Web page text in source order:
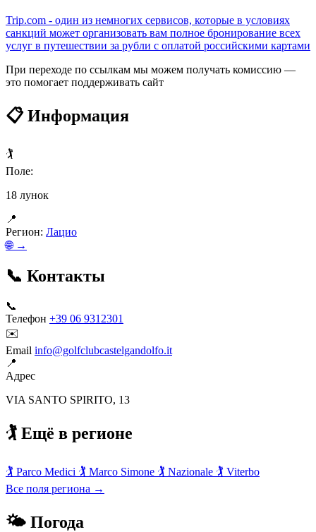
Trip.com - один из немногих сервисов, которые в условиях
санкций может организовать вам полное бронирование всех
услуг в путешествии за рубли с оплатой российскими картами
При переходе по ссылкам мы можем получать комиссию —
это помогает поддерживать сайт
📋 Информация
🏌️
Поле:
18 лунок
📍
Регион: Лацио
🌐 →
📞 Контакты
📞
Телефон +39 06 9312301
✉️
Email info@golfclubcastelgandolfo.it
📍
Адрес
VIA SANTO SPIRITO, 13
🏌️ Ещё в регионе
🏌️ Parco Medici 🏌️ Marco Simone 🏌️ Nazionale 🏌️ Viterbo
Все поля региона →
🌤 Погода